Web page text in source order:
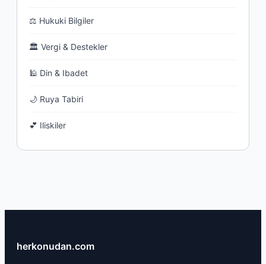
⚖ Hukuki Bilgiler
🏛 Vergi & Destekler
🕌 Din & Ibadet
🌙 Ruya Tabiri
💕 Iliskiler
herkonudan.com